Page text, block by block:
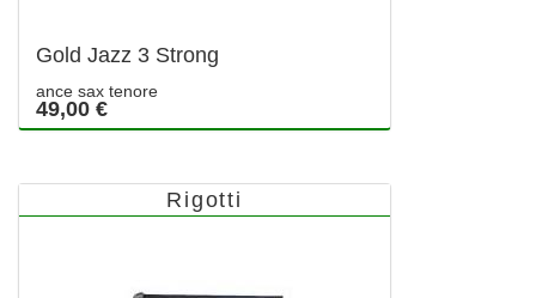
Gold Jazz 3 Strong
ance sax tenore
49,00 €
Rigotti